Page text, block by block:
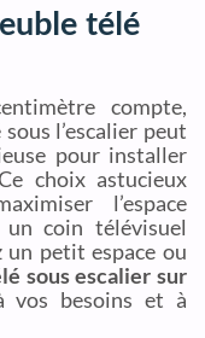
télé
compte,
l’escalier peut
pour installer
choix astucieux
l’espace
coin télévisuel
un petit espace ou
sous escalier sur
vos besoins et à